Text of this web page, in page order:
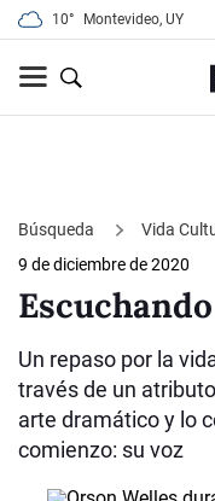
10° Montevideo, UY
Búsqueda Vida
9 de diciembre de 2020
Un repaso por la
través de un
arte dramático y lo
comienzo: su voz